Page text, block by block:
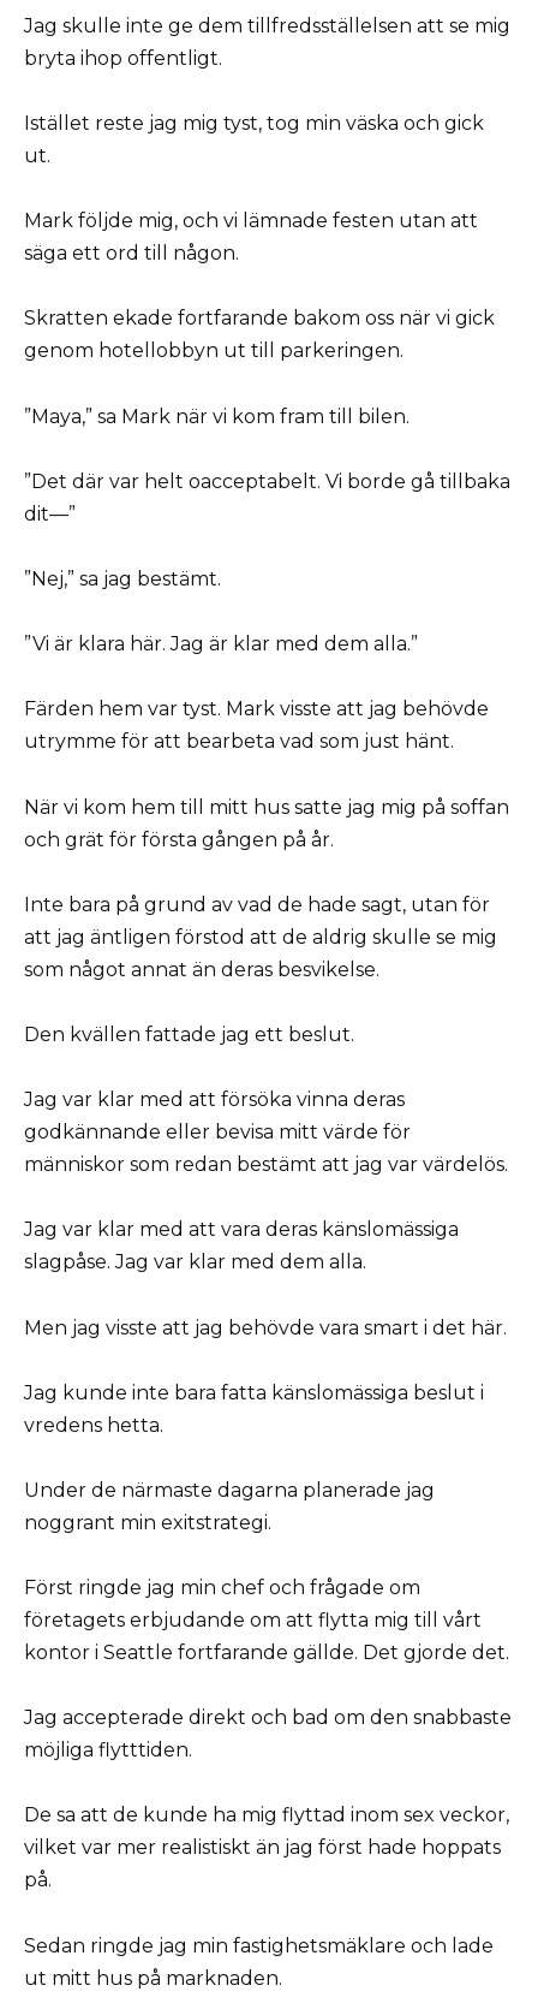
Jag skulle inte ge dem tillfredsställelsen att se mig
bryta ihop offentligt.
Istället reste jag mig tyst, tog min väska och gick
ut.
Mark följde mig, och vi lämnade festen utan att
säga ett ord till någon.
Skratten ekade fortfarande bakom oss när vi gick
genom hotellobbyn ut till parkeringen.
”Maya,” sa Mark när vi kom fram till bilen.
”Det där var helt oacceptabelt. Vi borde gå tillbaka
dit—”
”Nej,” sa jag bestämt.
”Vi är klara här. Jag är klar med dem alla.”
Färden hem var tyst. Mark visste att jag behövde
utrymme för att bearbeta vad som just hänt.
När vi kom hem till mitt hus satte jag mig på soffan
och grät för första gången på år.
Inte bara på grund av vad de hade sagt, utan för
att jag äntligen förstod att de aldrig skulle se mig
som något annat än deras besvikelse.
Den kvällen fattade jag ett beslut.
Jag var klar med att försöka vinna deras
godkännande eller bevisa mitt värde för
människor som redan bestämt att jag var värdelös.
Jag var klar med att vara deras känslomässiga
slagpåse. Jag var klar med dem alla.
Men jag visste att jag behövde vara smart i det här.
Jag kunde inte bara fatta känslomässiga beslut i
vredens hetta.
Under de närmaste dagarna planerade jag
noggrant min exitstrategi.
Först ringde jag min chef och frågade om
företagets erbjudande om att flytta mig till vårt
kontor i Seattle fortfarande gällde. Det gjorde det.
Jag accepterade direkt och bad om den snabbaste
möjliga flytttiden.
De sa att de kunde ha mig flyttad inom sex veckor,
vilket var mer realistiskt än jag först hade hoppats
på.
Sedan ringde jag min fastighetsmäklare och lade
ut mitt hus på marknaden.